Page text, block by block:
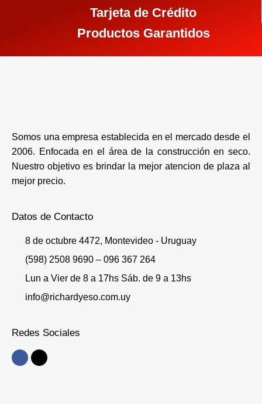
Tarjeta de Crédito
Productos Garantidos
Somos una empresa establecida en el mercado desde el
2006. Enfocada en el área de la construcción en seco.
Nuestro objetivo es brindar la mejor atencion de plaza al
mejor precio.
Datos de Contacto
8 de octubre 4472, Montevideo - Uruguay
(598) 2508 9690 – 096 367 264
Lun a Vier de 8 a 17hs Sáb. de 9 a 13hs
info@richardyeso.com.uy
Redes Sociales